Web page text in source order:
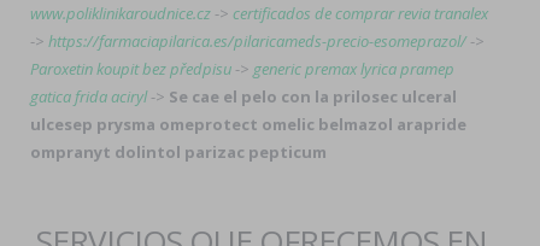
www.poliklinikaroudnice.cz -> certificados de comprar revia tranalex
-> https://farmaciapilarica.es/pilaricameds-precio-esomeprazol/->
Paroxetin koupit bez předpisu -> generic premax lyrica pramep
gatica frida aciryl-> Se cae el pelo con la prilosec ulceral
ulcesep prysma omeprotect omelic belmazol arapride
ompranyt dolintol parizac pepticum